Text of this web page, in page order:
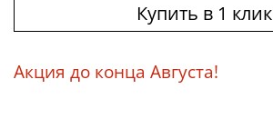
Купить в 1 клик
Акция до конца Августа!